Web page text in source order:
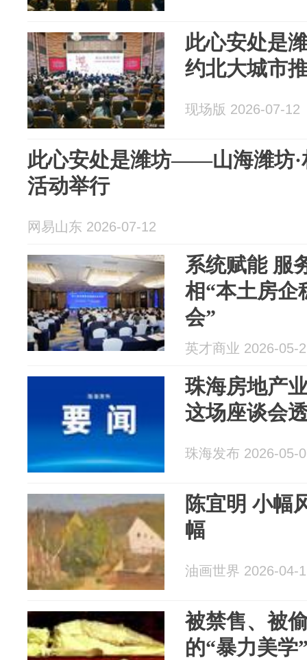
此心安处是
约北大城市
现场版 2026-07-12
此心安处是潍坊——山海潍坊·
活动举行
网易山东 2026-07-12
系统赋能 服
相“本土房企
会”
英才商业 2026-05-
珠海房地产
这场座谈会
珠海发布 2026-05-
陈宜明 小幅
幅
油画世界 2026-04-
被禁售、被
的“暴力美学